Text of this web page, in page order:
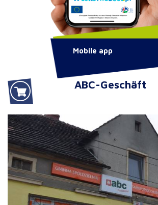
ABC-Geschäft
Mobile app